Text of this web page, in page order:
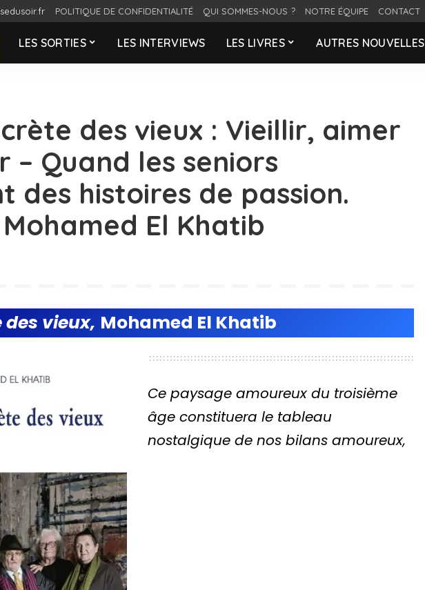
POLITIQUE DE CONFIDENTIALITÉ QUI SOMMES-NOUS ? NOTRE ÉQUIPE CONTACT
LES SORTIES LES INTERVIEWS LES LIVRES AUTRES NOUVELLES
des vieux : Vieillir, aimer
– Quand les seniors
des histoires de passion.
El Khatib
des vieux, Mohamed El Khatib
Ce paysage amoureux du troisième
âge constituera le tableau
nostalgique de nos bilans amoureux,